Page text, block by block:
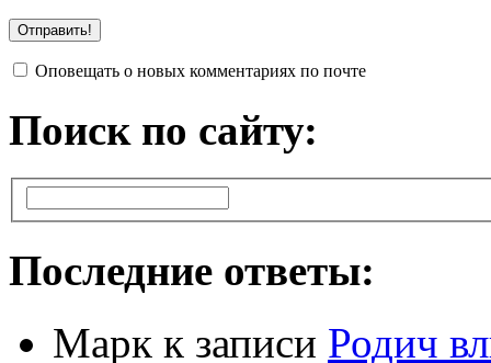
Оповещать о новых комментариях по почте
Поиск по сайту:
Последние ответы:
Марк к записи Родич